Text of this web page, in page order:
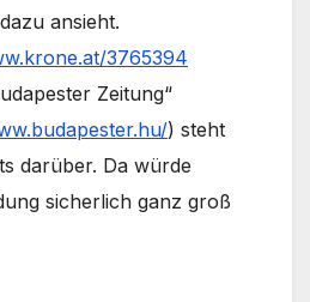
ansieht.
3765394
Zeitung“
) steht
darüber. Da würde
sicherlich ganz groß